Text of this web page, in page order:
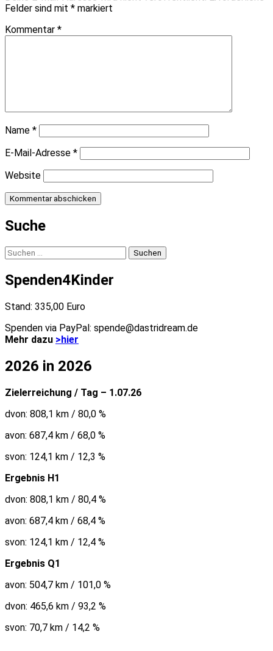
Felder sind mit * markiert
Kommentar *
Name *
E-Mail-Adresse *
Website
Suche
Suchen
nach:
Spenden4Kinder
Stand: 335,00 Euro
Spenden via PayPal: spende@dastridream.de
Mehr dazu >hier
2026 in 2026
Zielerreichung / Tag – 1.07.26
dvon: 808,1 km / 80,0 %
avon: 687,4 km / 68,0 %
svon: 124,1 km / 12,3 %
Ergebnis H1
dvon: 808,1 km / 80,4 %
avon: 687,4 km / 68,4 %
svon: 124,1 km / 12,4 %
Ergebnis Q1
avon: 504,7 km / 101,0 %
dvon: 465,6 km / 93,2 %
svon: 70,7 km / 14,2 %